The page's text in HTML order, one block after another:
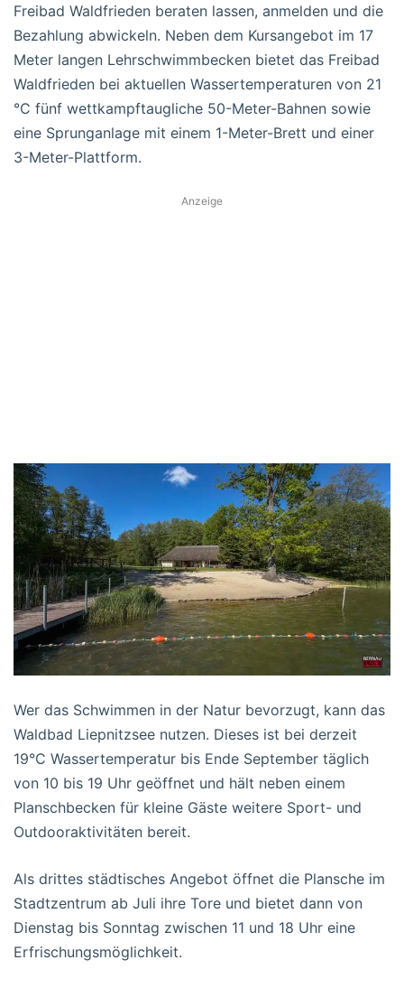
Freibad Waldfrieden beraten lassen, anmelden und die
Bezahlung abwickeln. Neben dem Kursangebot im 17
Meter langen Lehrschwimmbecken bietet das Freibad
Waldfrieden bei aktuellen Wassertemperaturen von 21
°C fünf wettkampftaugliche 50-Meter-Bahnen sowie
eine Sprunganlage mit einem 1-Meter-Brett und einer
3-Meter-Plattform.
Anzeige
Wer das Schwimmen in der Natur bevorzugt, kann das
Waldbad Liepnitzsee nutzen. Dieses ist bei derzeit
19°C Wassertemperatur bis Ende September täglich
von 10 bis 19 Uhr geöffnet und hält neben einem
Planschbecken für kleine Gäste weitere Sport- und
Outdooraktivitäten bereit.
Als drittes städtisches Angebot öffnet die Plansche im
Stadtzentrum ab Juli ihre Tore und bietet dann von
Dienstag bis Sonntag zwischen 11 und 18 Uhr eine
Erfrischungsmöglichkeit.